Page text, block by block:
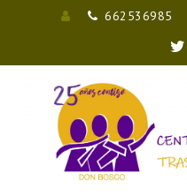
Entrar662536985